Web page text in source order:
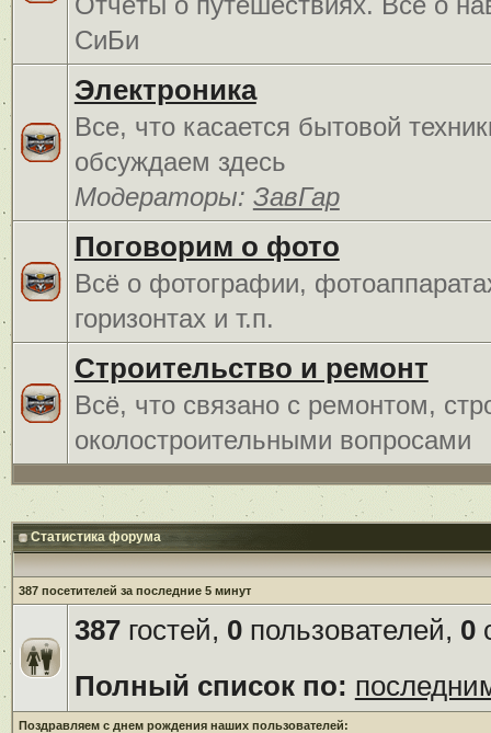
СиБи
Электроника
Все, что касается бытовой
обсуждаем здесь
Модераторы: ЗавГар
Поговорим о фото
Всё о фотографии,
горизонтах и т.п.
Строительство и ремонт
Всё, что связано с ремонтом,
околостроительными вопросами
Статистика форума
387 посетителей за последние 5 минут
387гостей, 0пользователей, 0
Полный список по:
Поздравляем с днем рождения наших пользователей: